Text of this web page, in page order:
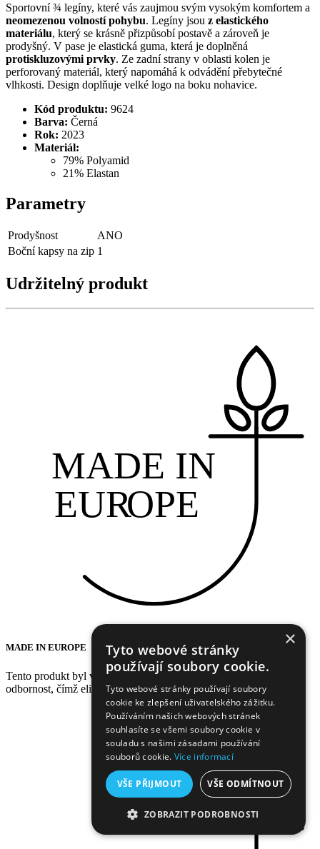
Sportovní ¾ legíny, které vás zaujmou svým vysokým komfortem a
neomezenou volností pohybu. Legíny jsou z elastického
materiálu, který se krásně přizpůsobí postavě a zároveň je
prodyšný. V pase je elastická guma, která je doplněná
protiskluzovými prvky. Ze zadní strany v oblasti kolen je
perforovaný materiál, který napomáhá k odvádění přebytečné
vlhkosti. Design doplňuje velké logo na boku nohavice.
Kód produktu: 9624
Barva: Černá
Rok: 2023
Materiál:
79% Polyamid
21% Elastan
Parametry
Prodyšnost
ANO
Boční kapsy na zip 1
Udržitelný produkt
MADE IN EUROPE
Tento produkt byl vyroben v Evropě. Podporujeme tak regionální
odbornost, čímž eliminujeme dlouhé dopravní cesty.
×
Tyto webové stránky
používají soubory cookie.
Tyto webové stránky používají soubory
cookie ke zlepšení uživatelského zážitku.
Používáním našich webových stránek
souhlasíte se všemi soubory cookie v
souladu s našimi zásadami používání
souborů cookie. Více informací
VŠE PŘIJMOUT VŠE ODMÍTNOUT
ZOBRAZIT PODROBNOSTI
NEZBYTNĚ NUTNÉ SOUBORY